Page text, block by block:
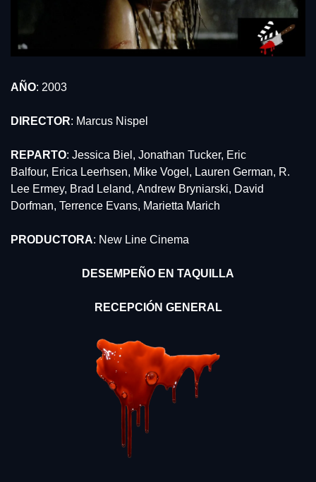
AÑO: 2003
DIRECTOR: Marcus Nispel
REPARTO: Jessica Biel, Jonathan Tucker, Eric
Balfour, Erica Leerhsen, Mike Vogel, Lauren German, R.
Lee Ermey, Brad Leland, Andrew Bryniarski, David
Dorfman, Terrence Evans, Marietta Marich
PRODUCTORA: New Line Cinema
DESEMPEÑO EN TAQUILLA
RECEPCIÓN GENERAL